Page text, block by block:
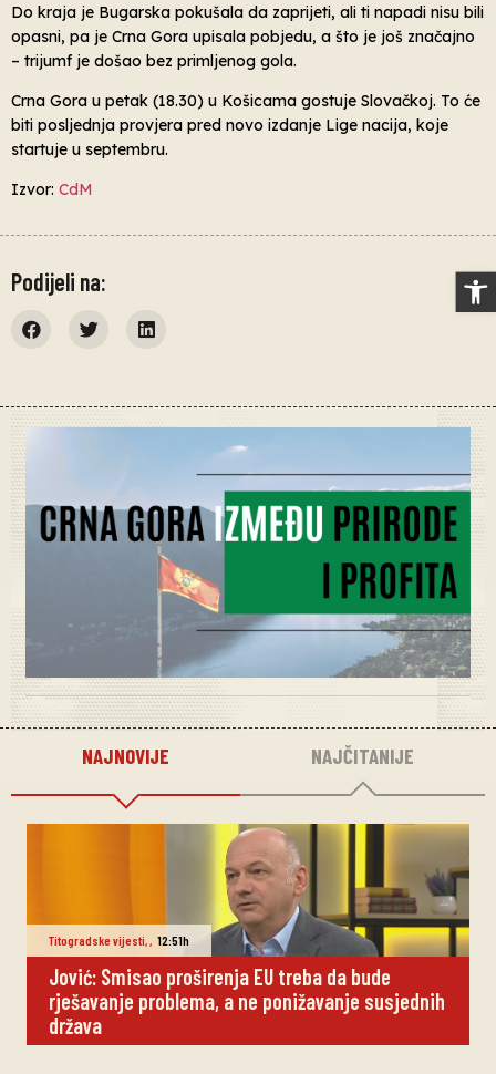
Do kraja je Bugarska pokušala da zaprijeti, ali ti napadi nisu bili
opasni, pa je Crna Gora upisala pobjedu, a što je još značajno
– trijumf je došao bez primljenog gola.
Crna Gora u petak (18.30) u Košicama gostuje Slovačkoj. To će
biti posljednja provjera pred novo izdanje Lige nacija, koje
startuje u septembru.
Izvor: CdM
Podijeli na:
NAJNOVIJE NAJČITANIJE
Titogradske vijesti,, 12:51h
Jović: Smisao proširenja EU treba da bude
rješavanje problema, a ne ponižavanje susjednih
država